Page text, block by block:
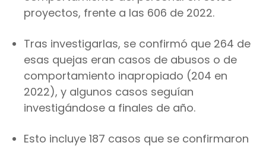
proyectos, frente a las 606 de 2022.
Tras investigarlas, se confirmó que 264 de
esas quejas eran casos de abusos o de
comportamiento inapropiado (204 en
2022), y algunos casos seguían
investigándose a finales de año.
Esto incluye 187 casos que se confirmaron